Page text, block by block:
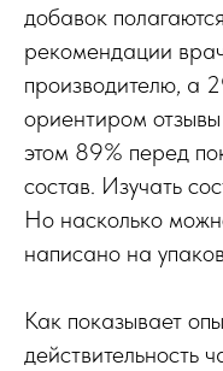
добавок
рекомендации
производителю, а
ориентиром отзывы
этом 89% перед
состав. Изучать
Но насколько
написано на
Как показывает
действительность